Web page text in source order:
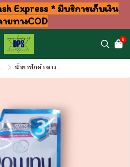
Express * มีบริการเก็บเงิน
ยทางCOD
0
น้ำยาซักผ้า ดาวนี 460มล ซันไรเฟรชคลีน(ซอง)